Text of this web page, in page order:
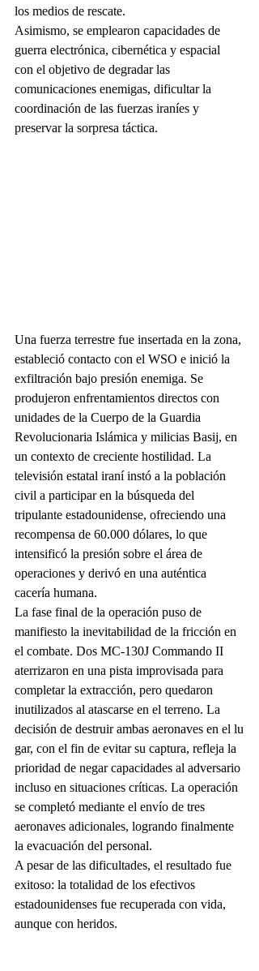
los medios de rescate.
Asimismo, se emplearon capacidades de
guerra electrónica, cibernética y espacial
con el objetivo de degradar las
comunicaciones enemigas, dificultar la
coordinación de las fuerzas iraníes y
preservar la sorpresa táctica.
Una fuerza terrestre fue insertada en la zona,
estableció contacto con el WSO e inició la
exfiltración bajo presión enemiga. Se
produjeron enfrentamientos directos con
unidades de la Cuerpo de la Guardia
Revolucionaria Islámica y milicias Basij, en
un contexto de creciente hostilidad. La
televisión estatal iraní instó a la población
civil a participar en la búsqueda del
tripulante estadounidense, ofreciendo una
recompensa de 60.000 dólares, lo que
intensificó la presión sobre el área de
operaciones y derivó en una auténtica
cacería humana.
La fase final de la operación puso de
manifiesto la inevitabilidad de la fricción en
el combate. Dos MC-130J Commando II
aterrizaron en una pista improvisada para
completar la extracción, pero quedaron
inutilizados al atascarse en el terreno. La
decisión de destruir ambas aeronaves en el lu
gar, con el fin de evitar su captura, refleja la
prioridad de negar capacidades al adversario
incluso en situaciones críticas. La operación
se completó mediante el envío de tres
aeronaves adicionales, logrando finalmente
la evacuación del personal.
A pesar de las dificultades, el resultado fue
exitoso: la totalidad de los efectivos
estadounidenses fue recuperada con vida,
aunque con heridos.